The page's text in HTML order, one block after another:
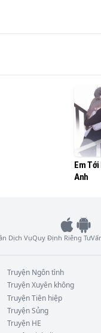
thúc cho rồi.
hai người đã kéo
khiến cho hai đứa
hôn tụi nó mang về.
Em Tới
Anh
Dịch VụQuy Định Riêng Tư
Truyện Ngôn tình
TruyệnXuyên không
TruyệnTiên hiệp
TruyệnSủng
Truyện HE